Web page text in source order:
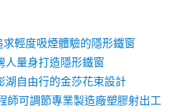
輕度吸煙體驗的隱形鐵窗
人量身打造隱形鐵窗
湖自由行的金莎花束設計
師可調節專業製造廠塑膠射出工